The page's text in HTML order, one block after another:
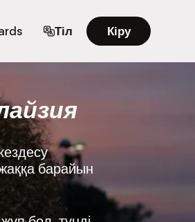
Тіл Кіру
барайын